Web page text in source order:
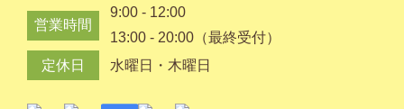
営業時間
9:00 - 12:00
13:00 - 20:00（最終受付）
定休日
水曜日・木曜日